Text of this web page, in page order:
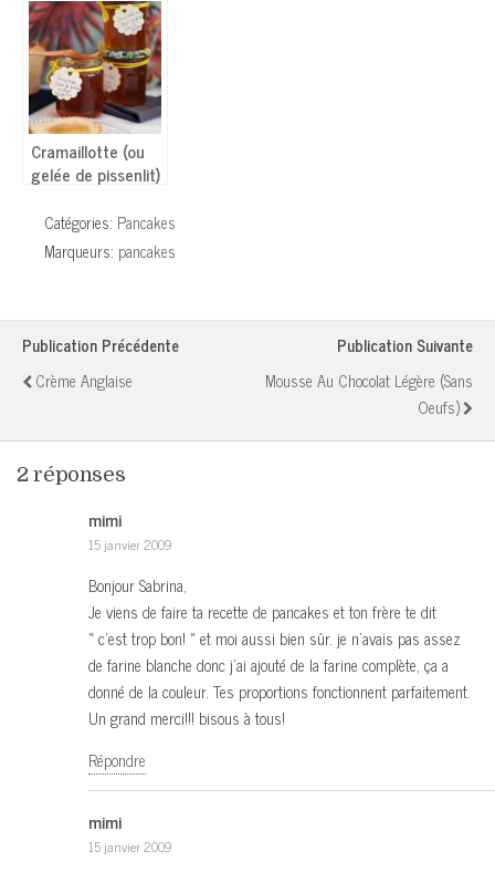
Cramaillotte (ou
gelée de pissenlit)
gingembre
Catégories: Pancakes
Marqueurs: pancakes
Publication Précédente
Crème Anglaise
Publication Suivante
Mousse Au Chocolat Légère (sans
Oeufs)
2 réponses
mimi
15 janvier 2009
Bonjour Sabrina,
Je viens de faire ta recette de pancakes et ton frère te dit
« c’est trop bon! » et moi aussi bien sûr. je n’avais pas assez
de farine blanche donc j’ai ajouté de la farine complète, ça a
donné de la couleur. Tes proportions fonctionnent parfaitement.
Un grand merci!!! bisous à tous!
Répondre
mimi
15 janvier 2009